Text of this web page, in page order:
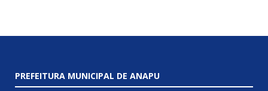
PREFEITURA MUNICIPAL DE ANAPU